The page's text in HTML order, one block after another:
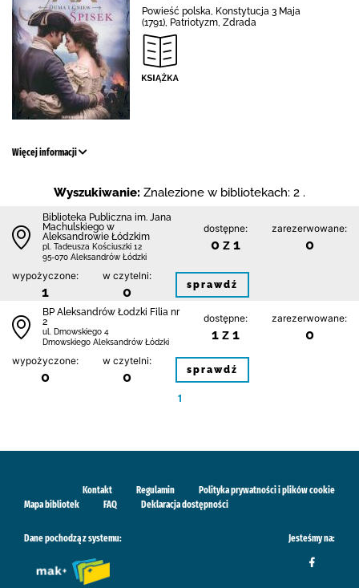
Powieść polska, Konstytucja 3 Maja
(1791), Patriotyzm, Zdrada
Więcej informacji
Wyszukiwanie: Znalezione w bibliotekach: 2 .
Biblioteka Publiczna im. Jana
Machulskiego w
Aleksandrowie Łódzkim
pl. Tadeusza Kościuszki 12
95-070 Aleksandrów Łódzki
dostępne:
0 z 1
zarezerwowane:
0
wypożyczone:
1
w czytelni:
0 sprawdź
BP Aleksandrów Łodzki Filia nr
2
ul. Dmowskiego 4
Dmowskiego Aleksandrów Łódzki
dostępne:
1 z 1
zarezerwowane:
0
wypożyczone:
0
w czytelni:
0 sprawdź
1
Kontakt Regulamin
Polityka prywatności i plików cookie
Mapa bibliotek
FAQ Deklaracja dostępności
Dane pochodzą z systemu: Jesteśmy na: